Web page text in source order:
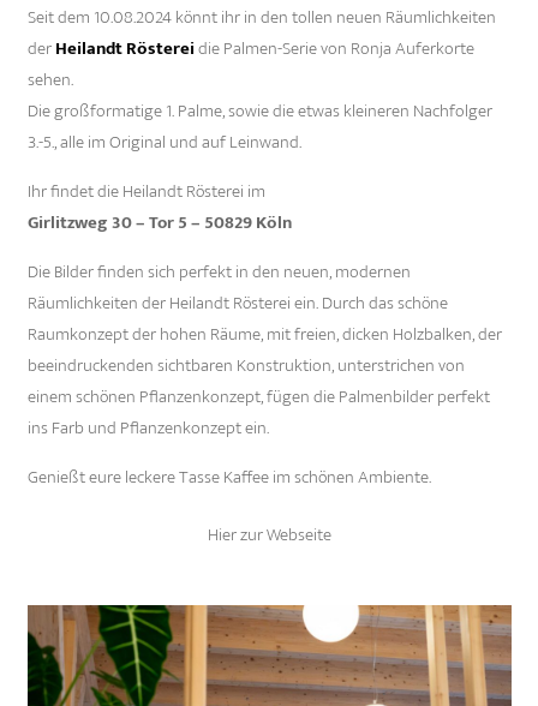
Seit dem 10.08.2024 könnt ihr in den tollen neuen Räumlichkeiten
derHeilandt Röstereidie Palmen-Serie von Ronja Auferkorte
sehen.
Die großformatige 1. Palme, sowie die etwas kleineren Nachfolger
3.-5., alle im Original und auf Leinwand.
Ihr findet die Heilandt Rösterei im
Girlitzweg 30 – Tor 5 – 50829 Köln
Die Bilder finden sich perfekt in den neuen, modernen
Räumlichkeiten der Heilandt Rösterei ein. Durch das schöne
Raumkonzept der hohen Räume, mit freien, dicken Holzbalken, der
beeindruckenden sichtbaren Konstruktion, unterstrichen von
einem schönen Pflanzenkonzept, fügen die Palmenbilder perfekt
ins Farb und Pflanzenkonzept ein.
Genießt eure leckere Tasse Kaffee im schönen Ambiente.
Hier zur Webseite